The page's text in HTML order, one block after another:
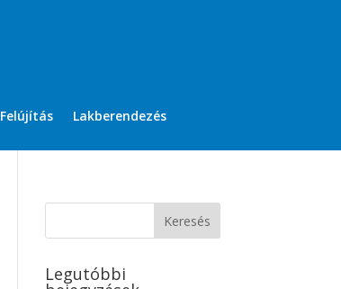
Felújítás Lakberendezés
Legutóbbi